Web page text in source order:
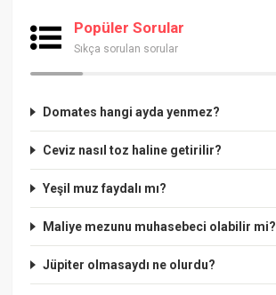
Popüler Sorular
Sıkça sorulan sorular
Domates hangi ayda yenmez?
Ceviz nasıl toz haline getirilir?
Yeşil muz faydalı mı?
Maliye mezunu muhasebeci olabilir mi?
Jüpiter olmasaydı ne olurdu?